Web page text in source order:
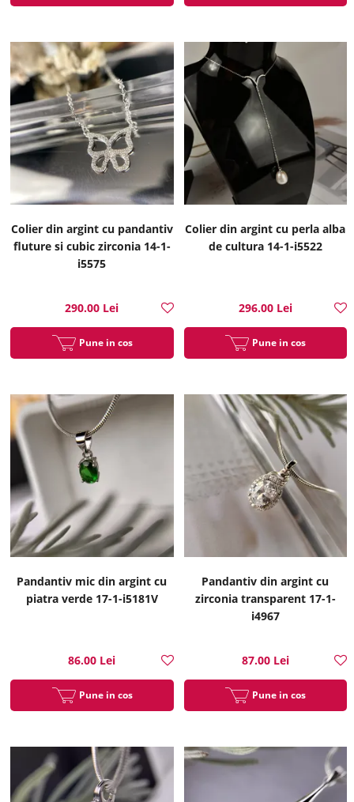
Colier din argint cu pandantiv
fluture si cubic zirconia 14-1-
i5575
290.00 Lei
Pune in cos
Colier din argint cu perla alba
de cultura 14-1-i5522
296.00 Lei
Pune in cos
Pandantiv mic din argint cu
piatra verde 17-1-i5181V
86.00 Lei
Pune in cos
Pandantiv din argint cu
zirconia transparent 17-1-
i4967
87.00 Lei
Pune in cos